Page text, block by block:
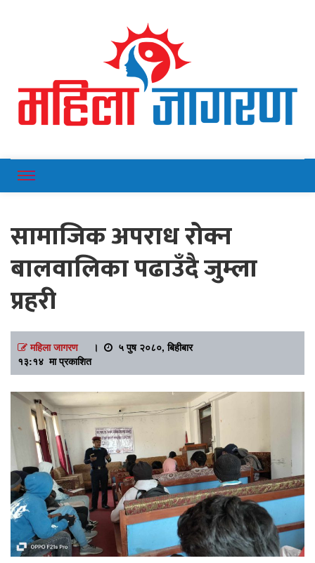
Mahilajagaran
सामाजिक अपराध रोक्न
बालवालिका पढाउँदै जुम्ला
प्रहरी
महिला जागरण।
५ पुष २०८०, बिहीबार
१३:१४ मा प्रकाशित